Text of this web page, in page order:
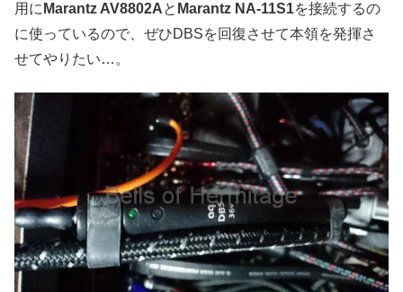
用に Marantz AV8802Aと Marantz NA-11S1を接続するの
に使っているので、ぜひDBSを回復させて本領を発揮さ
せてやりたい…。